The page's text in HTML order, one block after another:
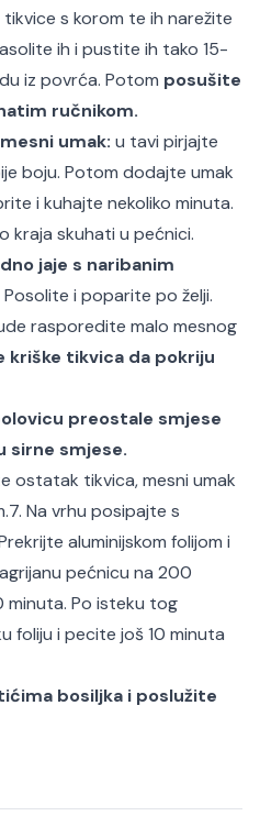
s korom te ih narežite
ih i pustite ih tako 15-
iz povrća. Potom posušite
ručnikom.
umak: u tavi pirjajte
boju. Potom dodajte umak
i kuhajte nekoliko minuta.
kraja skuhati u pećnici.
jaje s naribanim
Posolite i poparite po želji.
rasporedite malo mesnog
kriške tikvica da pokriju
preostale smjese
sirne smjese.
ostatak tikvica, mesni umak
7. Na vrhu posipajte s
aluminijskom folijom i
pećnicu na 200
minuta. Po isteku tog
foliju i pecite još 10 minuta
bosiljka i poslužite